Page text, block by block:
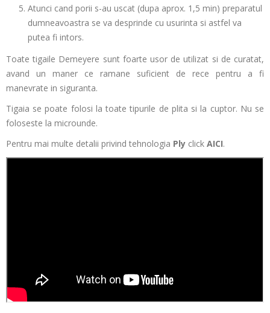
Atunci cand porii s-au uscat (dupa aprox. 1,5 min) preparatul
dumneavoastra se va desprinde cu usurinta si astfel va
putea fi intors.
Toate tigaile Demeyere sunt foarte usor de utilizat si de curatat,
avand un maner ce ramane suficient de rece pentru a fi
manevrate in siguranta.
Tigaia se poate folosi la toate tipurile de plita si la cuptor. Nu se
foloseste la microunde.
Pentru mai multe detalii privind tehnologia Ply click AICI.